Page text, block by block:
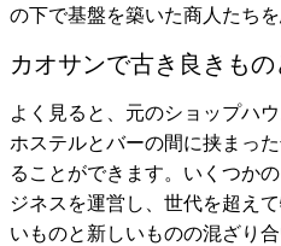
の下で基盤を築いた商人たちを
カオサンで古き良きも
よく見ると、元のショップハ
ホステルとバーの間に挟まっ
ることができます。いくつか
ジネスを運営し、世代を超え
いものと新しいものの混ざり